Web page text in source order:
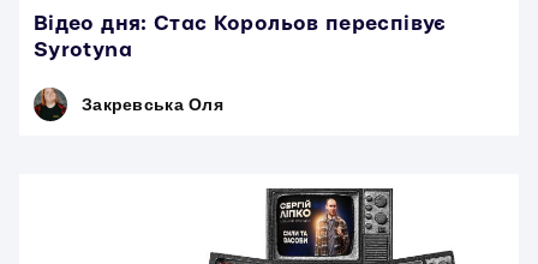
Відео дня: Стас Корольов переспівує
Syrotyna
Закревська Оля